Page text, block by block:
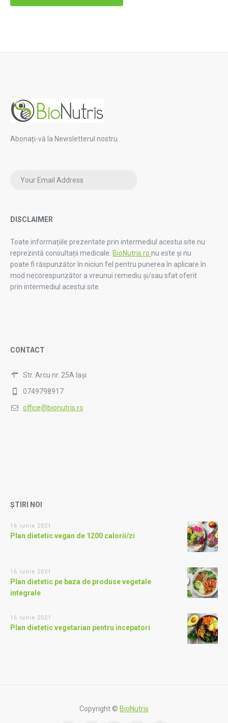
Abonați-vă la Newsletterul nostru
DISCLAIMER
Toate informațiile prezentate prin intermediul acestui site nu
reprezintă consultații medicale. BioNutris.ro nu este și nu
poate fi răspunzător în niciun fel pentru punerea în aplicare în
mod necorespunzător a vreunui remediu și/sau sfat oferit
prin intermediul acestui site.
CONTACT
Str. Arcu nr. 25A Iași
0749798917
office@bionutris.ro
ȘTIRI NOI
16 iunie 2021
Plan dietetic vegan de 1200 calorii/zi
16 iunie 2021
Plan dietetic pe baza de produse vegetale
integrale
16 iunie 2021
Plan dietetic vegetarian pentru incepatori
Copyright © BioNutris